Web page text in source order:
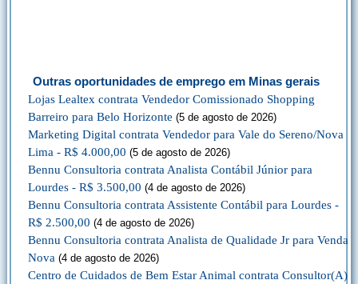
Outras oportunidades de emprego em Minas gerais
Lojas Lealtex contrata Vendedor Comissionado Shopping
Barreiro para Belo Horizonte (5 de agosto de 2026)
Marketing Digital contrata Vendedor para Vale do Sereno/Nova
Lima - R$ 4.000,00 (5 de agosto de 2026)
Bennu Consultoria contrata Analista Contábil Júnior para
Lourdes - R$ 3.500,00 (4 de agosto de 2026)
Bennu Consultoria contrata Assistente Contábil para Lourdes -
R$ 2.500,00 (4 de agosto de 2026)
Bennu Consultoria contrata Analista de Qualidade Jr para Venda
Nova (4 de agosto de 2026)
Centro de Cuidados de Bem Estar Animal contrata Consultor(A)